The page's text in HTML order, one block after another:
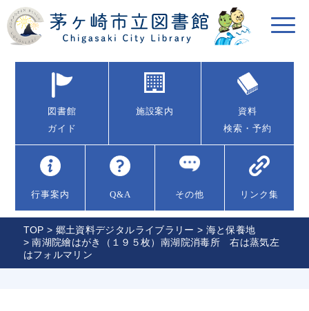
図書館
ガイド
施設案内
資料
検索・予約
行事案内 Q&A その他 リンク集
TOP > 郷土資料デジタルライブラリー > 海と保養地
> 南湖院繪はがき（１９５枚）南湖院消毒所 右は蒸気左
はフォルマリン